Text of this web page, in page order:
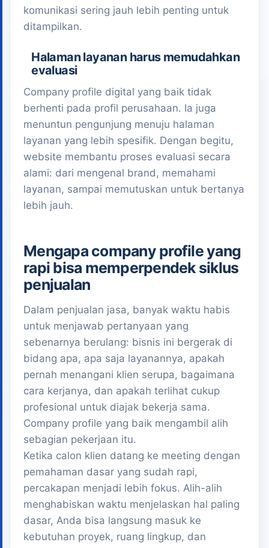
komunikasi sering jauh lebih penting untuk
ditampilkan.
Halaman layanan harus memudahkan
evaluasi
Company profile digital yang baik tidak
berhenti pada profil perusahaan. Ia juga
menuntun pengunjung menuju halaman
layanan yang lebih spesifik. Dengan begitu,
website membantu proses evaluasi secara
alami: dari mengenal brand, memahami
layanan, sampai memutuskan untuk bertanya
lebih jauh.
Mengapa company profile yang
rapi bisa memperpendek siklus
penjualan
Dalam penjualan jasa, banyak waktu habis
untuk menjawab pertanyaan yang
sebenarnya berulang: bisnis ini bergerak di
bidang apa, apa saja layanannya, apakah
pernah menangani klien serupa, bagaimana
cara kerjanya, dan apakah terlihat cukup
profesional untuk diajak bekerja sama.
Company profile yang baik mengambil alih
sebagian pekerjaan itu.
Ketika calon klien datang ke meeting dengan
pemahaman dasar yang sudah rapi,
percakapan menjadi lebih fokus. Alih-alih
menghabiskan waktu menjelaskan hal paling
dasar, Anda bisa langsung masuk ke
kebutuhan proyek, ruang lingkup, dan